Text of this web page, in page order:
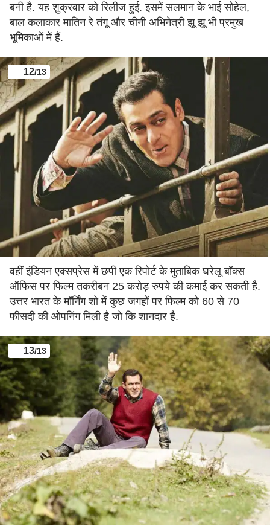
बनी है. यह शुक्रवार को रिलीज हुई. इसमें सलमान के भाई सोहेल,
बाल कलाकार मातिन रे तंगू और चीनी अभिनेत्री झू झू भी प्रमुख
भूमिकाओं में हैं.
12/13
वहीं इंडियन एक्सप्रेस में छपी एक रिपोर्ट के मुताबिक घरेलू बॉक्स
ऑफिस पर फिल्म तकरीबन 25 करोड़ रुपये की कमाई कर सकती है.
उत्तर भारत के मॉर्निंग शो में कुछ जगहों पर फिल्म को 60 से 70
फीसदी की ओपनिंग मिली है जो कि शानदार है.
13/13